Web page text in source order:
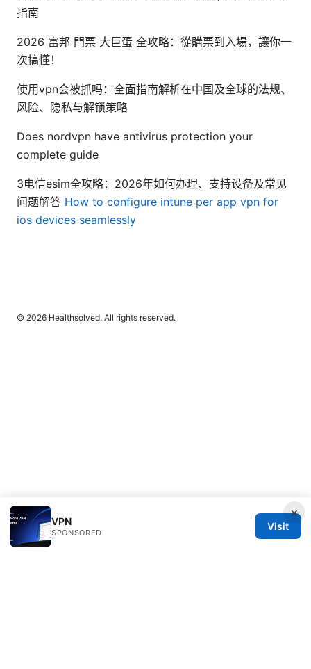
指南
2026 富邦 門票 大巨蛋 全攻略：從購票到入場，讓你一
次搞懂！
使用vpn会被抓吗：全面指南解析在中国及全球的法规、
风险、隐私与解锁策略
Does nordvpn have antivirus protection your
complete guide
3电信esim全攻略：2026年如何办理、支持设备及常见
问题解答 How to configure intune per app vpn for
ios devices seamlessly
×
VPN
SPONSORED
Visit
© 2026 Healthsolved. All rights reserved.